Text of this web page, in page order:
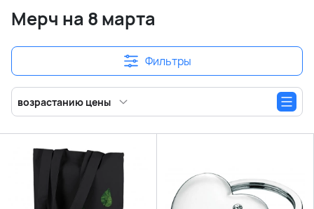
Мерч на 8 марта
Фильтры
возрастанию цены